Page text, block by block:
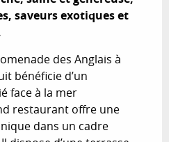
saveurs exotiques et
des Anglais à
bénéficie d’un
face à la mer
restaurant offre une
dans un cadre